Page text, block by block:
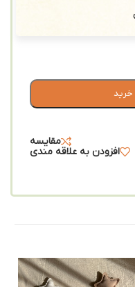
خرید
مقایسه
افزودن به علاقه مندی